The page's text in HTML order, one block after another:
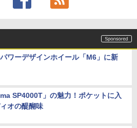
ワーデザインホイール「M6」に新
SP4000T」の魅力！ポケットに入
オの醍醐味